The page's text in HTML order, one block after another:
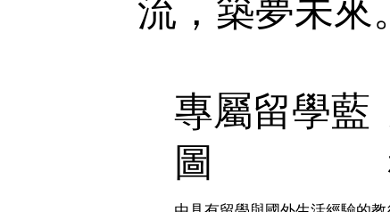
流，築夢未來。
專屬留學藍
圖